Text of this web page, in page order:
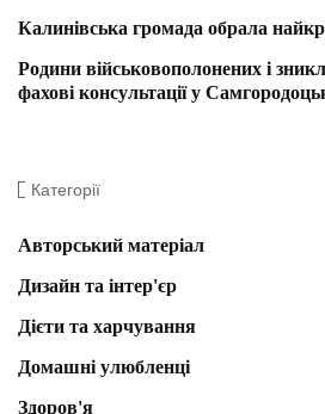
Калинівська громада обрала
Родини військовополонених і
фахові консультації у
Категорії
Авторський матеріал
Дизайн та інтер'єр
Дієти та харчування
Домашні улюбленці
Здоров'я